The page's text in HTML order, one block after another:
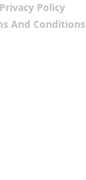
Privacy Policy
And Conditions